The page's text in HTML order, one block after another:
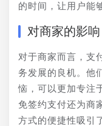
的时间，让用户能
对商家的影响
对于商家而言，支
务发展的良机。他
恼，可以更加专注
免签约支付还为商
方式的便捷性吸引